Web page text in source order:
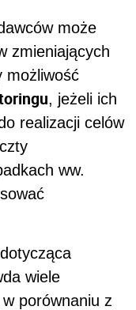
może
zmieniających
możliwość
, jeżeli ich
realizacji celów
ww.
wiele
porównaniu z